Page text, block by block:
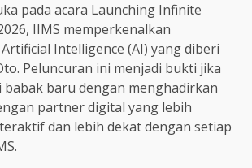
pada acara Launching Infinite
IIMS memperkenalkan
Intelligence (AI) yang diberi
Peluncuran ini menjadi bukti jika
babak baru dengan menghadirkan
partner digital yang lebih
dan lebih dekat dengan setiap